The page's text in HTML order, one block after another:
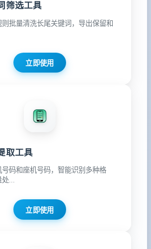
筛选工具
批量清洗长尾关键词，导出保留和
立即使用
取工具
码和座机号码，智能识别多种格
处...
立即使用